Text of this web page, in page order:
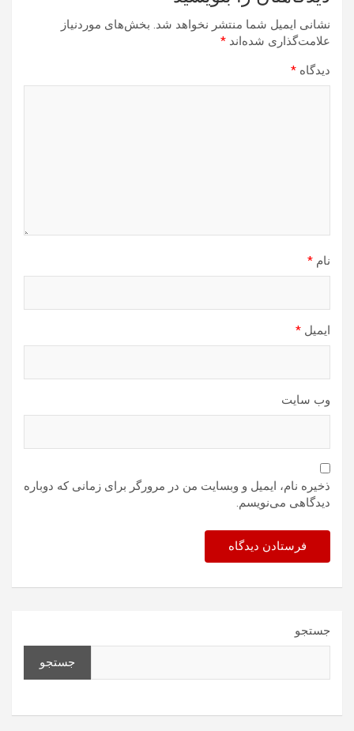
نشانی ایمیل شما منتشر نخواهد شد. بخش‌های موردنیاز
علامت‌گذاری شده‌اند *
دیدگاه *
نام *
ایمیل *
وب‌ سایت
ذخیره نام، ایمیل و وبسایت من در مرورگر برای زمانی که دوباره
دیدگاهی می‌نویسم.
جستجو
جستجو